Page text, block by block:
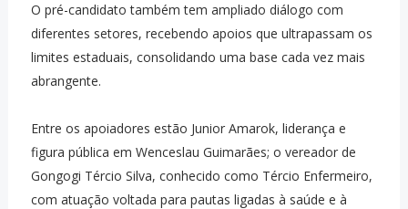
O pré-candidato também tem ampliado diálogo com
diferentes setores, recebendo apoios que ultrapassam os
limites estaduais, consolidando uma base cada vez mais
abrangente.
Entre os apoiadores estão Junior Amarok, liderança e
figura pública em Wenceslau Guimarães; o vereador de
Gongogi Tércio Silva, conhecido como Tércio Enfermeiro,
com atuação voltada para pautas ligadas à saúde e à